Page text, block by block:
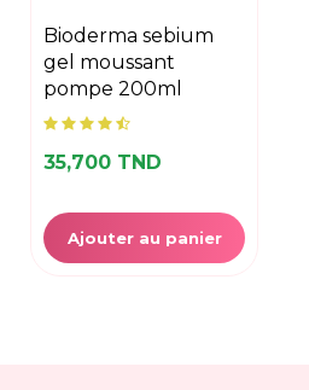
bioderma sebium
gel moussant
pompe 200ml
35,700 TND
Ajouter au panier